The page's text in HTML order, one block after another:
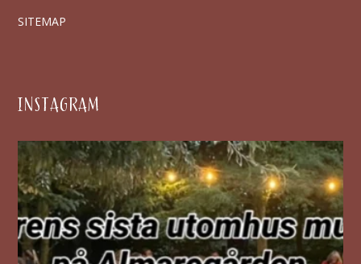
SITEMAP
INSTAGRAM